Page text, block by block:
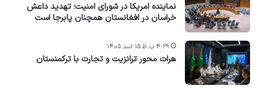
نماینده امریکا در شورای امنیت؛ تهدید داعش
خراسان در افغانستان همچنان پابرجا است
هرات محور ترانزیت و تجارت با ترکمنستان
۴:۲۹ ب.ظ ۱۵ اسد ۱۴۰۵